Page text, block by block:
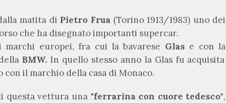
matita di Pietro Frua (Torino 1913/1983) uno dei
che ha disegnato importanti supercar.
europei, fra cui la bavarese Glas e con la
BMW. In quello stesso anno la Glas fu acquisita
il marchio della casa di Monaco.
questa vettura una "ferrarina con cuore tedesco",